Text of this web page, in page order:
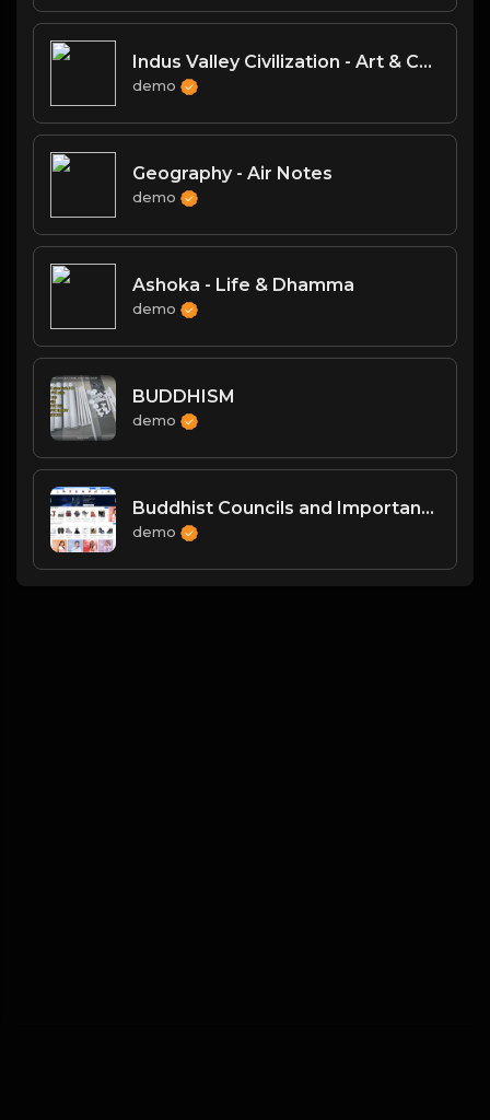
Indus Valley Civilization - Art & Culture
demo
Geography - Air Notes
demo
Ashoka - Life & Dhamma
demo
BUDDHISM
demo
Buddhist Councils and Important Texts
demo